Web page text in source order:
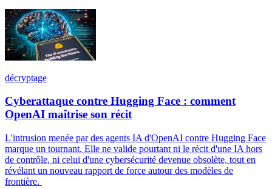
décryptage
Cyberattaque contre Hugging Face : comment
OpenAI maîtrise son récit
L'intrusion menée par des agents IA d'OpenAI contre Hugging Face
marque un tournant. Elle ne valide pourtant ni le récit d'une IA hors
de contrôle, ni celui d'une cybersécurité devenue obsolète, tout en
révélant un nouveau rapport de force autour des modèles de
frontière.